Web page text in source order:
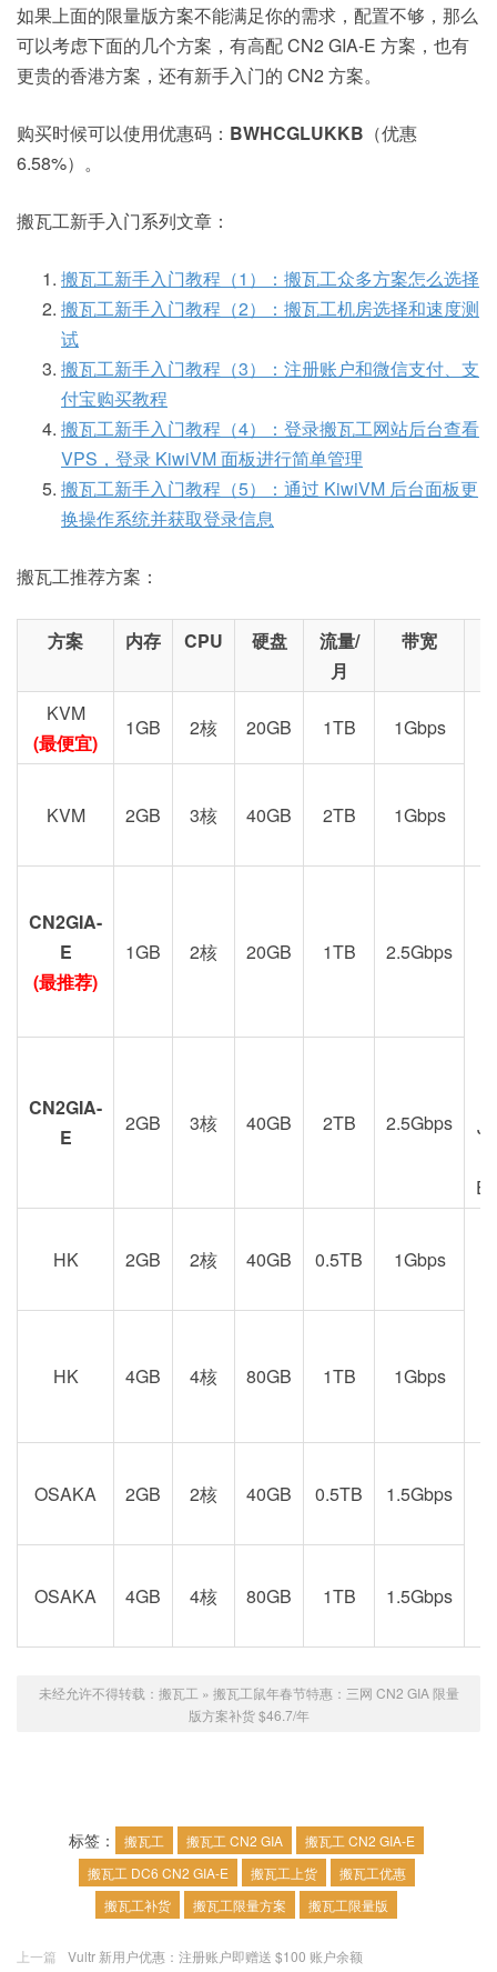
如果上面的限量版方案不能满足你的需求，配置不够，那么
可以考虑下面的几个方案，有高配 CN2 GIA-E 方案，也有
更贵的香港方案，还有新手入门的 CN2 方案。
购买时候可以使用优惠码： BWHCGLUKKB （优惠
6.58%）。
搬瓦工新手入门系列文章：
搬瓦工新手入门教程（1）：搬瓦工众多方案怎么选择
搬瓦工新手入门教程（2）：搬瓦工机房选择和速度测
试
搬瓦工新手入门教程（3）：注册账户和微信支付、支
付宝购买教程
搬瓦工新手入门教程（4）：登录搬瓦工网站后台查看
VPS，登录 KiwiVM 面板进行简单管理
搬瓦工新手入门教程（5）：通过 KiwiVM 后台面板更
换操作系统并获取登录信息
搬瓦工推荐方案：
方案 内存 CPU 硬盘
流量/
月
带宽
KVM
(最便宜)
1GB 2核 20GB 1TB 1Gbps
KVM 2GB 3核 40GB 2TB 1Gbps
CN2GIA-
E
(最推荐)
1GB 2核 20GB 1TB 2.5Gbps
CN2GIA-
E
2GB 3核 40GB 2TB 2.5Gbps
HK 2GB 2核 40GB 0.5TB 1Gbps
HK 4GB 4核 80GB 1TB 1Gbps
OSAKA 2GB 2核 40GB 0.5TB
1.5Gbps
OSAKA
4GB 4核 80GB 1TB 1.5Gbps
未经允许不得转载： 搬瓦工 » 搬瓦工鼠年春节特惠：三网 CN2 GIA 限量
版方案补货 $46.7/年
标签： 搬瓦工 搬瓦工 CN2 GIA
搬瓦工 CN2 GIA-E
搬瓦工 DC6 CN2 GIA-E
搬瓦工上货
搬瓦工优惠
搬瓦工补货
搬瓦工限量方案 搬瓦工限量版
上一篇 Vultr 新用户优惠：注册账户即赠送 $100 账户余额